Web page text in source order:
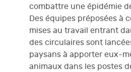
combattre une épidémie
Des équipes préposées à
mises au travail entrant
des circulaires sont
paysans à apporter eux-
animaux dans les postes